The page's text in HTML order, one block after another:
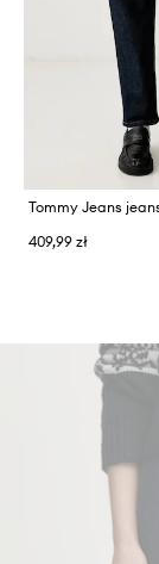
Tommy Jeans
409,99 zł